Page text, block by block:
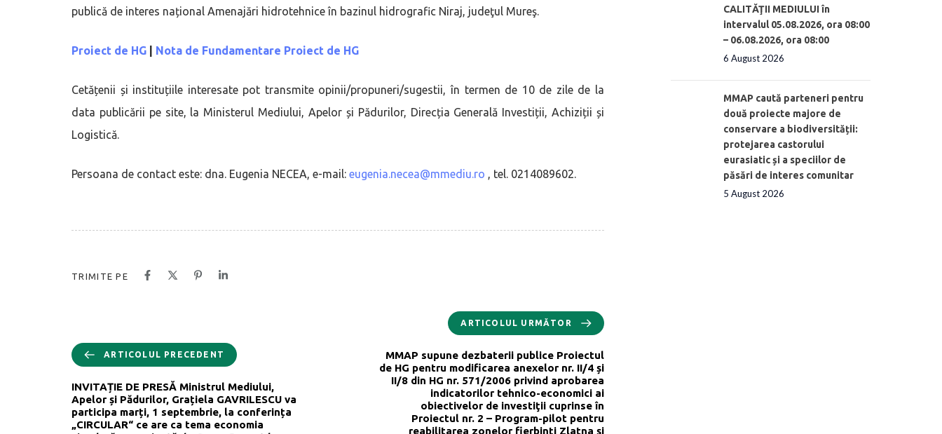
publică de interes național Amenajări hidrotehnice în bazinul hidrografic Niraj, judeţul Mureş.
Proiect de HG Nota de Fundamentare Proiect de HG
Cetățenii și instituțiile interesate pot transmite opinii/propuneri/sugestii, în termen de 10 de zile de la
data publicării pe site, la Ministerul Mediului, Apelor și Pădurilor, Direcția Generală Investiții, Achiziții și
Logistică.
Persoana de contact este: dna. Eugenia NECEA, e-mail: eugenia.necea@mmediu.ro , tel. 0214089602.
TRIMITE PE
ARTICOLUL PRECEDENT
INVITAȚIE DE PRESĂ Ministrul Mediului,
Apelor și Pădurilor, Grațiela GAVRILESCU va
participa marți, 1 septembrie, la conferința
„CIRCULAR“ ce are ca tema economia
ARTICOLUL URMĂTOR
MMAP supune dezbaterii publice Proiectul
de HG pentru modificarea anexelor nr. II/4 și
II/8 din HG nr. 571/2006 privind aprobarea
indicatorilor tehnico-economici ai
obiectivelor de investiţii cuprinse în
Proiectul nr. 2 – Program-pilot pentru
reabilitarea zonelor fierbinţi Zlatna şi
CALITĂŢII MEDIULUI în
intervalul 05.08.2026, ora 08:00
– 06.08.2026, ora 08:00
6 August 2026
MMAP caută parteneri pentru
două proiecte majore de
conservare a biodiversității:
protejarea castorului
eurasiatic și a speciilor de
păsări de interes comunitar
5 August 2026